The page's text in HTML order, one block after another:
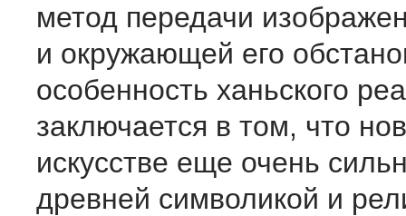
метод передачи
и окружающей его
особенность ханьского
заключается в том, что
искусстве еще очень
древней символикой и